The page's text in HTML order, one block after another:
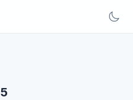
5